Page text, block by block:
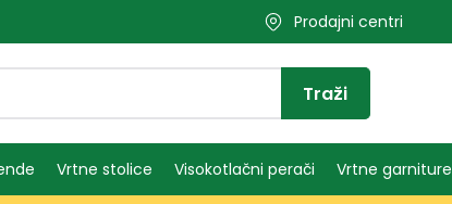
Prodajni centri
Traži
Vrtne stolice Visokotlačni perači Vrtne garniture